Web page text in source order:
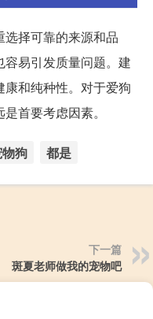
择可靠的来源和品
易引发质量问题。建
和纯种性。对于爱狗
首要考虑因素。
狗 都是
下一篇
斑夏老师做我的宠物吧